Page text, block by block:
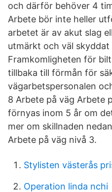
och därför behöver 4
Arbete bör inte heller
arbetet är av akut slag
utmärkt och väl skyddat
Framkomligheten för
tillbaka till förmån för
vägarbetspersonalen
8 Arbete på väg Arbete
förnyas inom 5 år om
mer om skillnaden
Arbete på väg nivå 3.
Stylisten västerås
Operation linda nchi